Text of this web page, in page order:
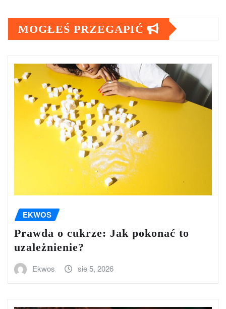
MOGŁEŚ PRZEGAPIĆ
EKWOS
Prawda o cukrze: Jak pokonać to
uzależnienie?
Ekwos sie 5, 2026